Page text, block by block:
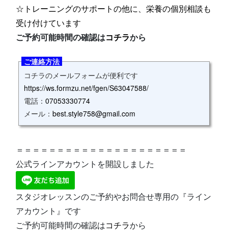
☆トレーニングのサポートの他に、栄養の個別相談も
受け付けています
ご予約可能時間の確認はコチラから
ご連絡方法
コチラのメールフォームが便利です
https://ws.formzu.net/fgen/S63047588/
電話： 07053330774
メール： best.style758@gmail.com
＝＝＝＝＝＝＝＝＝＝＝＝＝＝＝＝＝＝＝＝＝
公式ラインアカウントを開設しました
スタジオレッスンのご予約やお問合せ専用の『ライン
アカウント』です
ご予約可能時間の確認はコチラから